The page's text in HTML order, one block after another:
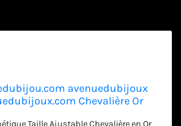
avenuedubijoux
Chevalière Or
Taille Ajustable Chevalière en Or